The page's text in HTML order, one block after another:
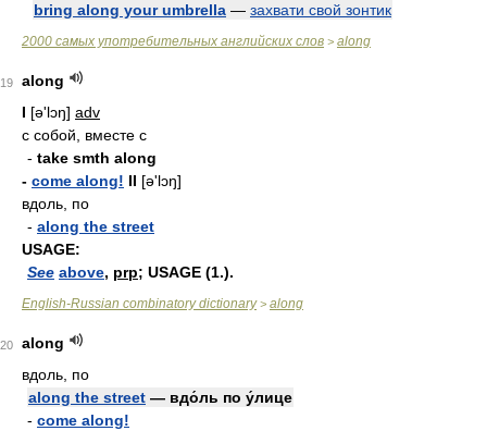
bring along your umbrella — захвати свой зонтик
2000 самых употребительных английских слов > along
19
along
I [ə'lɔŋ] adv
с собой, вместе с
- take smth along
- come along! II [ə'lɔŋ]
вдоль, по
- along the street
USAGE:
See above, prp; USAGE (1.).
English-Russian combinatory dictionary> along
20
along
вдоль, по
along the street — вдо́ль по у́лице
- come along!